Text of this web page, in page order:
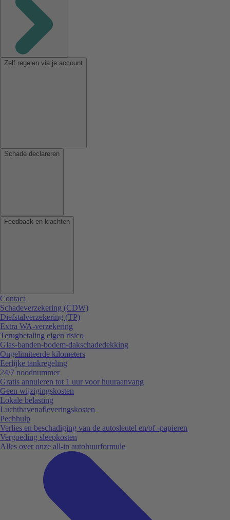
Zelf regelen via je account
Schade declareren
Feedback en klachten
Contact
Schadeverzekering (CDW)
Diefstalverzekering (TP)
Extra WA-verzekering
Terugbetaling eigen risico
Glas-banden-bodem-dakschadedekking
Ongelimiteerde kilometers
Eerlijke tankregeling
24/7 noodnummer
Gratis annuleren tot 1 uur voor huuraanvang
Geen wijzigingskosten
Lokale belasting
Luchthavenafleveringskosten
Pechhulp
Verlies en beschadiging van de autosleutel en/of -papieren
Vergoeding sleepkosten
Alles over onze all-in autohuurformule